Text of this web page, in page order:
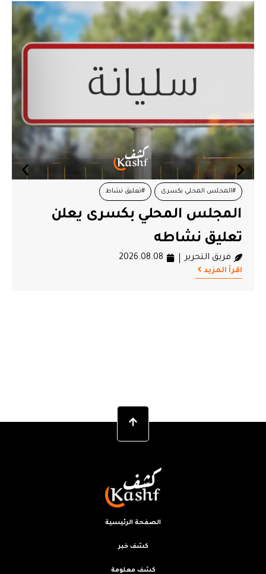
#المجلس المحلي بكسرى #تعليق نشاط
المجلس المحلي بكسرى يعلن
تعليق نشاطه
فريق التحرير 2026.08.08
اقرأ المزيد
الصفحة الرئيسية
كشف خبر
كشف معلومة